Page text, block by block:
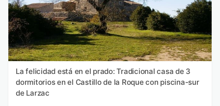
La felicidad está en el prado: Tradicional casa de 3
dormitorios en el Castillo de la Roque con piscina-sur
de Larzac